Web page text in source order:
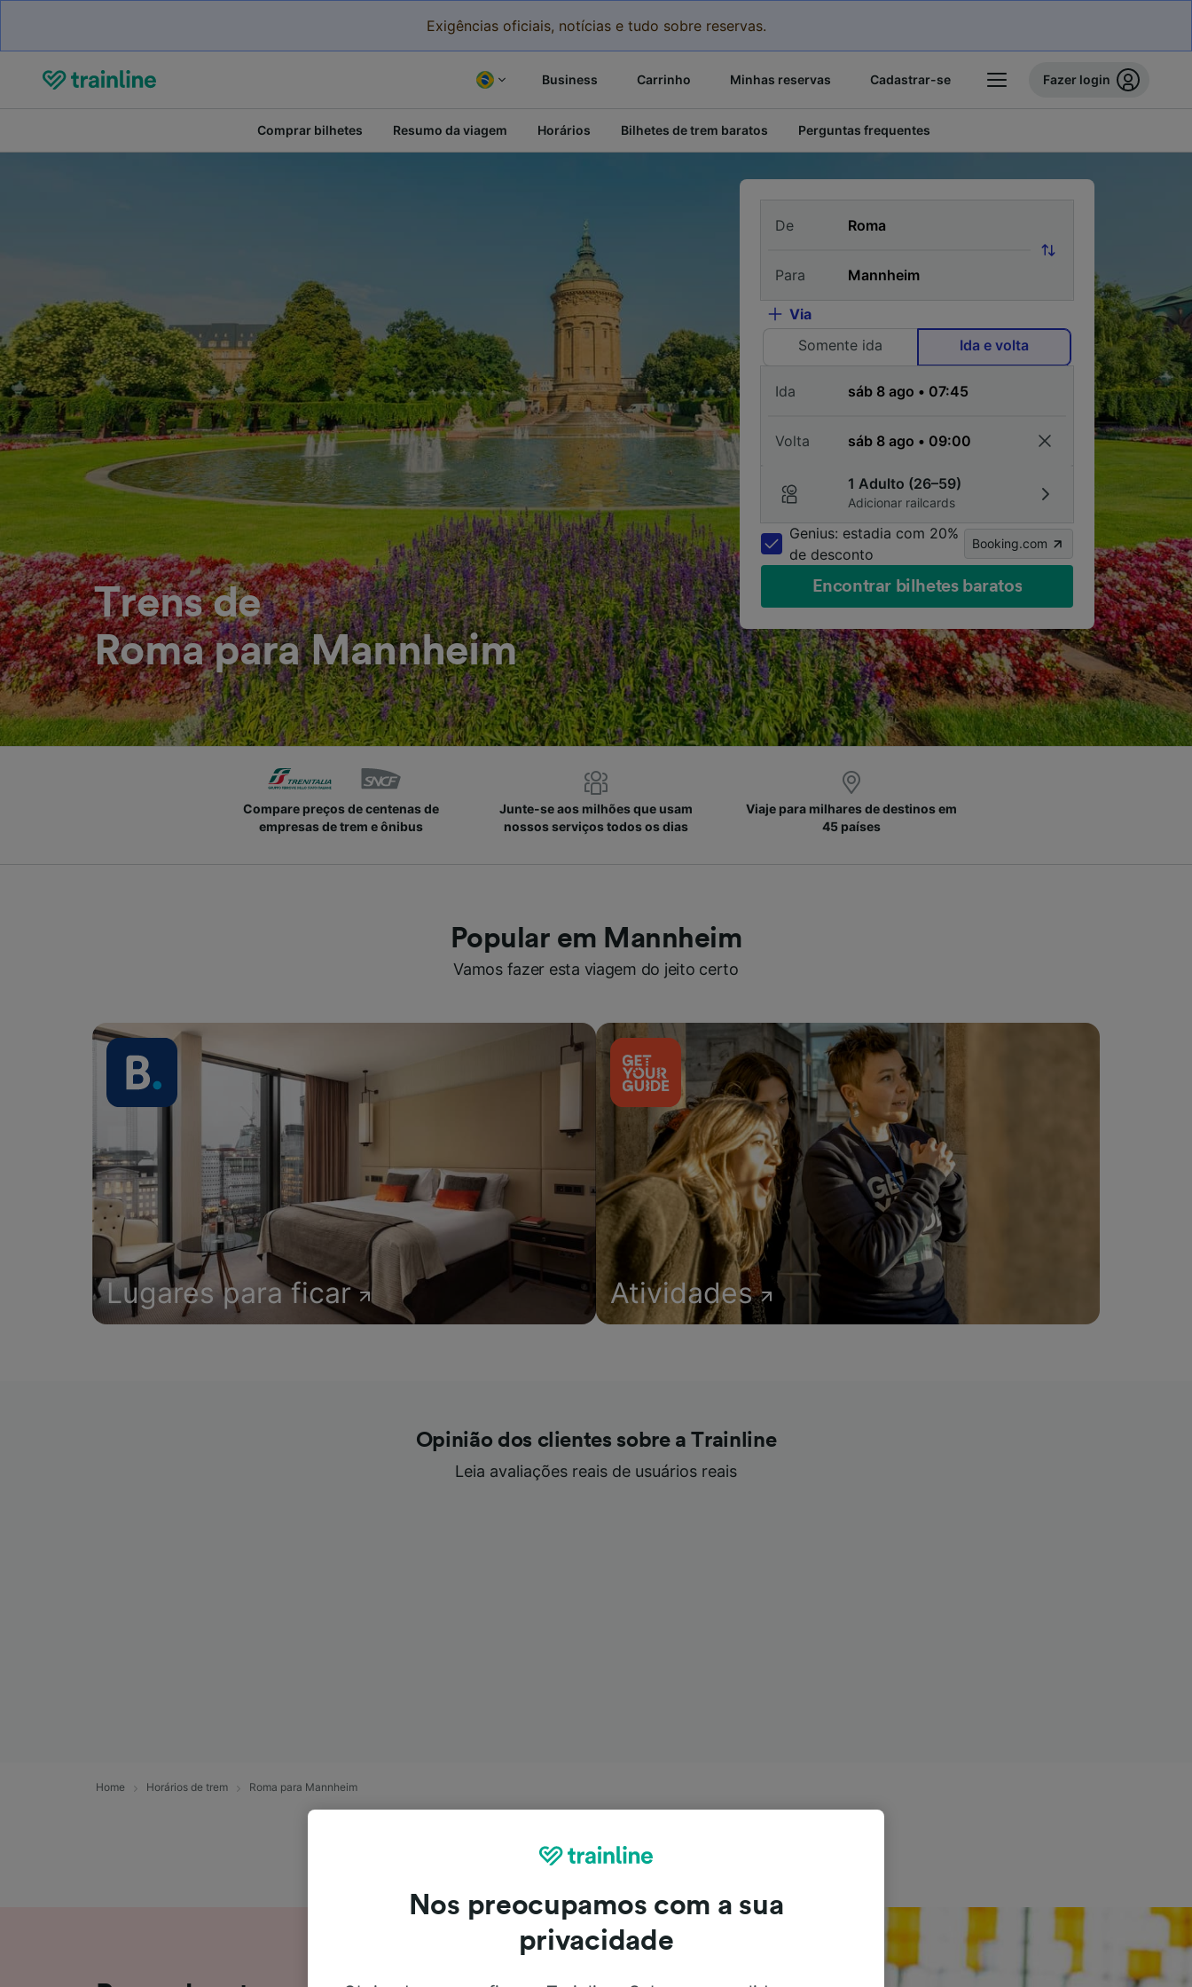
Exigências oficiais, notícias e tudo sobre reservas.
Business Carrinho Minhas reservas Cadastrar-se Fazer login
Comprar bilhetes Resumo da viagem Horários Bilhetes de trem baratos Perguntas frequentes
Trens de
Roma para Mannheim
De
Para
Via
Somente ida
Ida e volta
Ida
Volta
1 Adulto (26–59)
Adicionar railcards
Genius: estadia com 20%
de desconto
Booking.com
Encontrar bilhetes baratos
Compare preços de centenas de
empresas de trem e ônibus
Junte-se aos milhões que usam
nossos serviços todos os dias
Viaje para milhares de destinos em
45 países
Popular em Mannheim
Vamos fazer esta viagem do jeito certo
Lugares para ficar Atividades
Opinião dos clientes sobre a Trainline
Leia avaliações reais de usuários reais
Home Horários de trem Roma para Mannheim
Nos preocupamos com a sua
privacidade